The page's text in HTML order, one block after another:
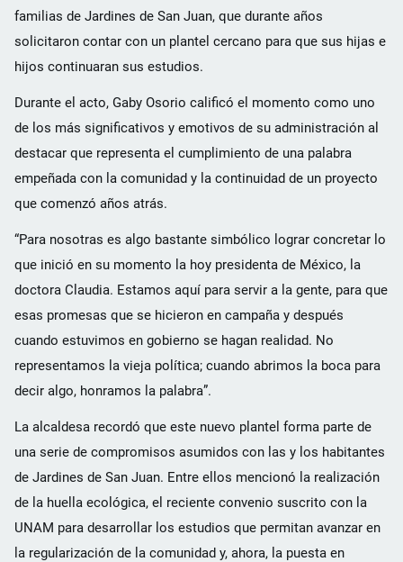
familias de Jardines de San Juan, que durante años
solicitaron contar con un plantel cercano para que sus hijas e
hijos continuaran sus estudios.
Durante el acto, Gaby Osorio calificó el momento como uno
de los más significativos y emotivos de su administración al
destacar que representa el cumplimiento de una palabra
empeñada con la comunidad y la continuidad de un proyecto
que comenzó años atrás.
“Para nosotras es algo bastante simbólico lograr concretar lo
que inició en su momento la hoy presidenta de México, la
doctora Claudia. Estamos aquí para servir a la gente, para que
esas promesas que se hicieron en campaña y después
cuando estuvimos en gobierno se hagan realidad. No
representamos la vieja política; cuando abrimos la boca para
decir algo, honramos la palabra”.
La alcaldesa recordó que este nuevo plantel forma parte de
una serie de compromisos asumidos con las y los habitantes
de Jardines de San Juan. Entre ellos mencionó la realización
de la huella ecológica, el reciente convenio suscrito con la
UNAM para desarrollar los estudios que permitan avanzar en
la regularización de la comunidad y, ahora, la puesta en